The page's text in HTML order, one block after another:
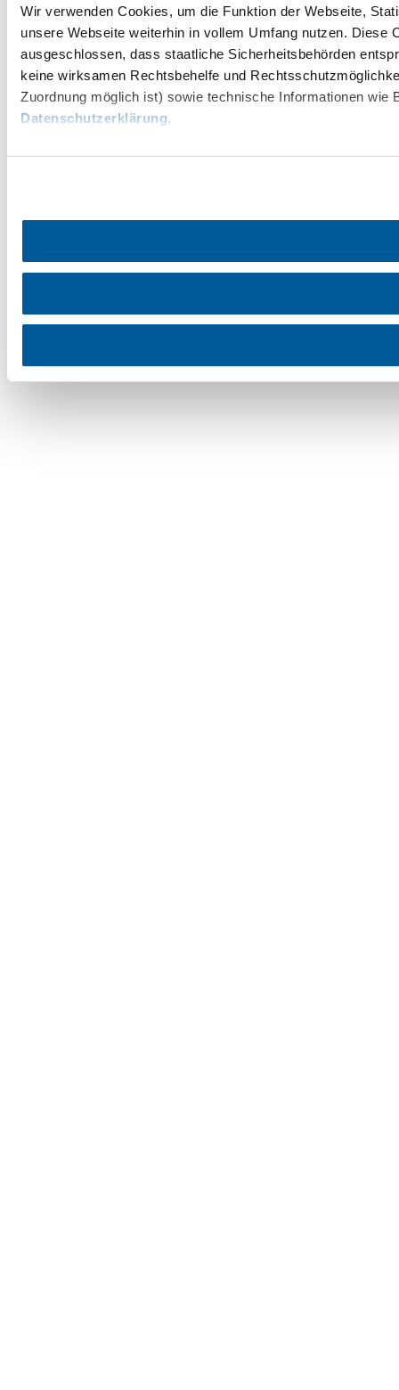
Wir verwenden Cookies, um die Funktion der Webseite,
unsere Webseite weiterhin in vollem Umfang nutzen.
ausgeschlossen, dass staatliche Sicherheitsbehörden
keine wirksamen Rechtsbehelfe und
Zuordnung möglich ist) sowie technische Informationen wie
Datenschutzerklärung.